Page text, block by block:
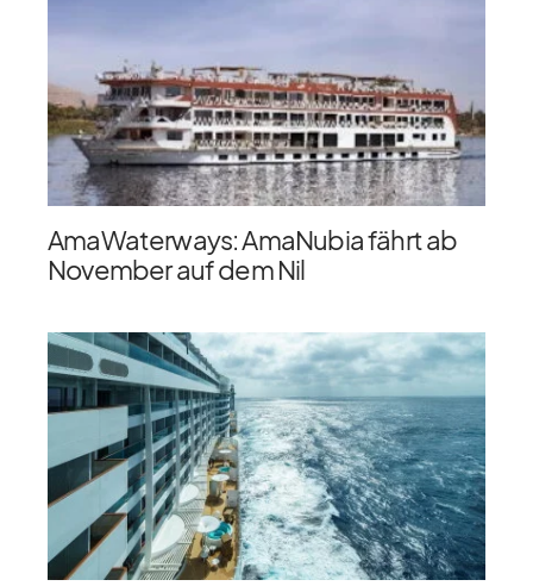
AmaWaterways: AmaNubia fährt ab
November auf dem Nil